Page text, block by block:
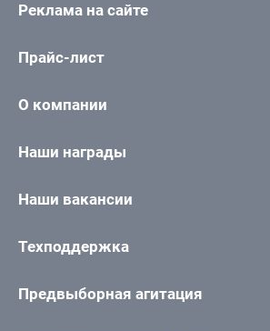
Реклама на сайте
Прайс-лист
О компании
Наши награды
Наши вакансии
Техподдержка
Предвыборная агитация